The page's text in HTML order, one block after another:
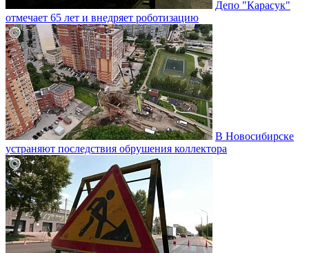
Депо "Карасук"
отмечает 65 лет и внедряет роботизацию
В Новосибирске
устраняют последствия обрушения коллектора